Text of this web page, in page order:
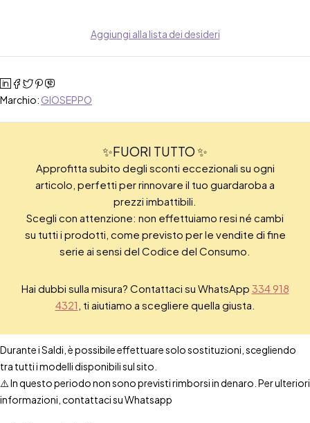
Aggiungi alla lista dei desideri
Marchio: GIOSEPPO
✨FUORI TUTTO ✨
Approfitta subito degli sconti eccezionali su ogni
articolo, perfetti per rinnovare il tuo guardaroba a
prezzi imbattibili.
Scegli con attenzione: non effettuiamo resi né cambi
su tutti i prodotti, come previsto per le vendite di fine
serie ai sensi del Codice del Consumo.
Hai dubbi sulla misura? Contattaci su WhatsApp 334 918
4321 , ti aiutiamo a scegliere quella giusta.
Durante i Saldi, è possibile effettuare solo sostituzioni, scegliendo
tra tutti i modelli disponibili sul sito.
⚠️ In questo periodo non sono previsti rimborsi in denaro. Per ulteriori
informazioni, contattaci su Whatsapp